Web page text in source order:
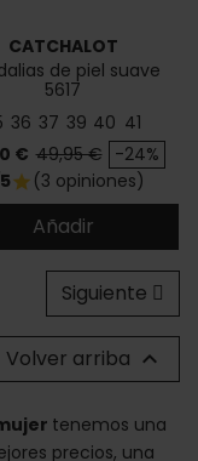
CATCHALOT
de piel suave
5617
36 37 39 40 41
€ Precio base
49,95 € -24%
star (3 opiniones)
Añadir
Siguiente
Volver arriba 
tenemos una
precios, una